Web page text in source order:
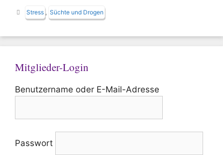
Schlagwörter
Stress Süchte und Drogen
Mitglieder-Login
Benutzername oder E-Mail-Adresse
Passwort